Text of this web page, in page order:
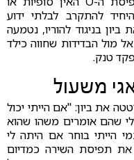
להתקרב לבלתי ידוע
ביון בניגוד להוריו, נטמעה
מול הבדידות שחווה כילד
טנק.
משעול
את ביון: "אם הייתי יכול
לי שהם אומרים משהו שהוא
הייתי בוחר אם היתה לי
את תפיסת השירה כמדיום